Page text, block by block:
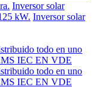
Inversor solar
kW. Inversor solar